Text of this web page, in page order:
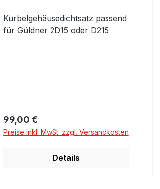
Kurbelgehäusedichtsatz passend
für Güldner 2D15 oder D215
Regulärer Preis:
99,00 €
Preise inkl. MwSt. zzgl. Versandkosten
Details